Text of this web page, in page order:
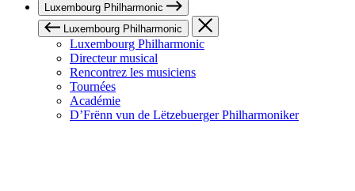
Luxembourg Philharmonic
Luxembourg Philharmonic
Luxembourg Philharmonic
Directeur musical
Rencontrez les musiciens
Tournées
Académie
D’Frënn vun de Lëtzebuerger Philharmoniker